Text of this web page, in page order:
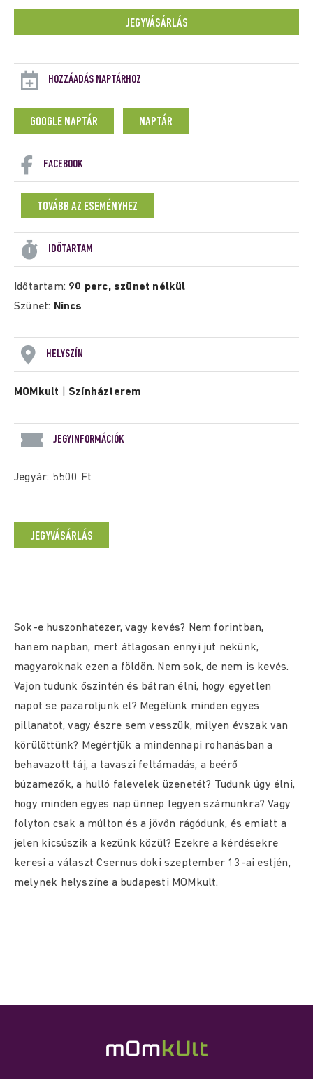
JEGYVÁSÁRLÁS
HOZZÁADÁS NAPTÁRHOZ
GOOGLE NAPTÁR NAPTÁR
FACEBOOK
TOVÁBB AZ ESEMÉNYHEZ
IDŐTARTAM
Időtartam: 90 perc, szünet nélkül
Szünet: Nincs
HELYSZÍN
MOMkult |Színházterem
JEGYINFORMÁCIÓK
Jegyár: 5500 Ft
JEGYVÁSÁRLÁS
Sok-e huszonhatezer, vagy kevés? Nem forintban,
hanem napban, mert átlagosan ennyi jut nekünk,
magyaroknak ezen a földön. Nem sok, de nem is kevés.
Vajon tudunk őszintén és bátran élni, hogy egyetlen
napot se pazaroljunk el? Megélünk minden egyes
pillanatot, vagy észre sem vesszük, milyen évszak van
körülöttünk? Megértjük a mindennapi rohanásban a
behavazott táj, a tavaszi feltámadás, a beérő
búzamezők, a hulló falevelek üzenetét? Tudunk úgy élni,
hogy minden egyes nap ünnep legyen számunkra? Vagy
folyton csak a múlton és a jövőn rágódunk, és emiatt a
jelen kicsúszik a kezünk közül? Ezekre a kérdésekre
keresi a választ Csernus doki szeptember 13-ai estjén,
melynek helyszíne a budapesti MOMkult.